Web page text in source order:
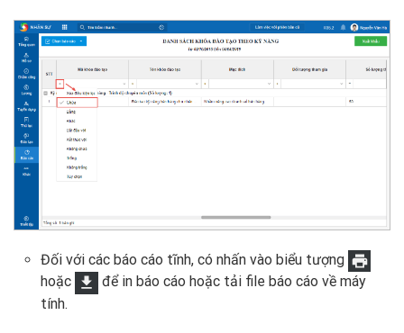
Đối với các báo cáo tĩnh, có nhấn vào biểu tượng
hoặc
để in báo cáo hoặc tải file báo cáo về máy
tính.